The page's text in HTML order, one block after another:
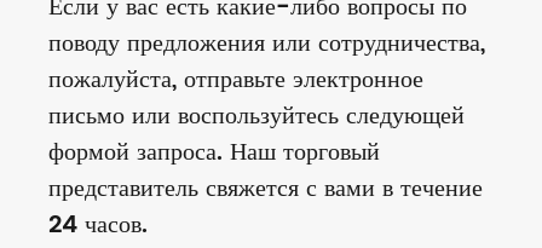
Если у вас есть какие-либо вопросы по
поводу предложения или сотрудничества,
пожалуйста, отправьте электронное
письмо или воспользуйтесь следующей
формой запроса. Наш торговый
представитель свяжется с вами в течение
24 часов.